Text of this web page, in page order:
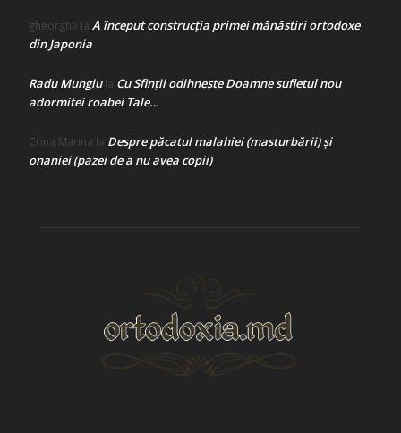
gheorghe la A început construcţia primei mănăstiri ortodoxe
din Japonia
Radu Mungiula Cu Sfinții odihnește Doamne sufletul nou
adormitei roabei Tale…
Crina Marina la Despre păcatul malahiei (masturbării) şi
onaniei (pazei de a nu avea copii)